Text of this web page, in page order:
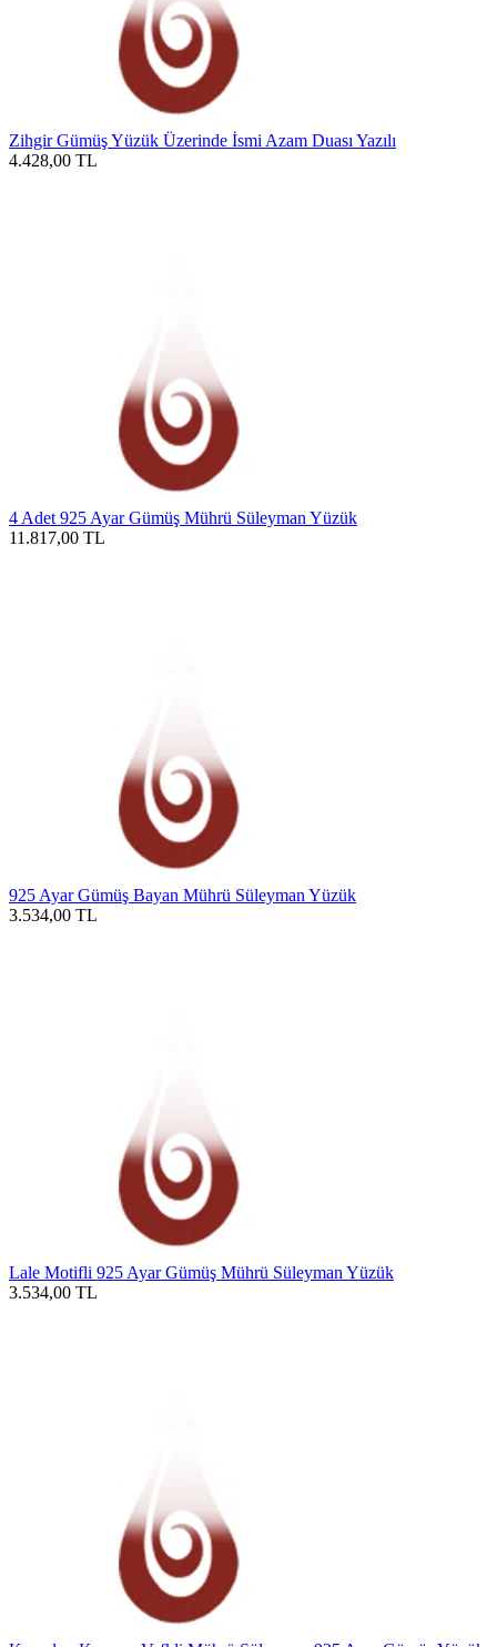
Zihgir Gümüş Yüzük Üzerinde İsmi Azam Duası Yazılı
4.428,00 TL
4 Adet 925 Ayar Gümüş Mührü Süleyman Yüzük
11.817,00 TL
925 Ayar Gümüş Bayan Mührü Süleyman Yüzük
3.534,00 TL
Lale Motifli 925 Ayar Gümüş Mührü Süleyman Yüzük
3.534,00 TL